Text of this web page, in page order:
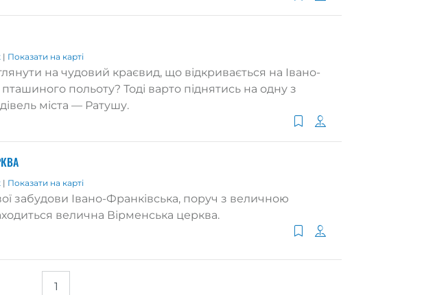
| Показати на карті
на чудовий краєвид, що відкривається на Івано-
польоту? Тоді варто піднятись на одну з
міста — Ратушу.
| Показати на карті
забудови Івано-Франківська, поруч з величною
велична Вірменська церква.
1